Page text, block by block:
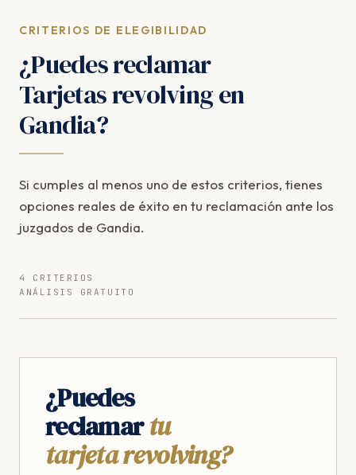
CRITERIOS DE ELEGIBILIDAD
¿Puedes reclamar
Tarjetas revolving en
Gandia?
Si cumples al menos uno de estos criterios, tienes
opciones reales de éxito en tu reclamación ante los
juzgados de Gandia.
4 CRITERIOS
ANÁLISIS GRATUITO
¿Puedes
reclamartu
tarjeta revolving?